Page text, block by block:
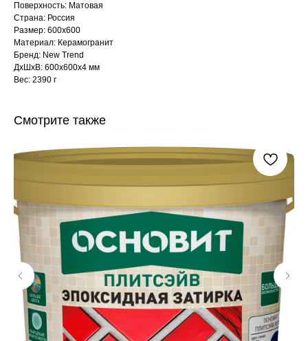
Поверхность: Матовая
Страна: Россия
Размер: 600x600
Материал: Керамогранит
Бренд: New Trend
ДxШxВ: 600x600x4 мм
Вес: 2390 г
Смотрите также